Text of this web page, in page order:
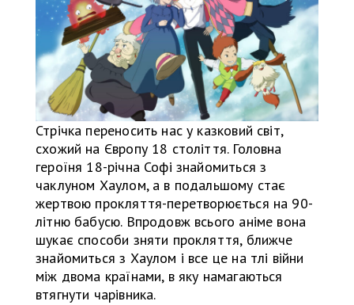
Стрічка переносить нас у казковий світ,
схожий на Європу 18 століття. Головна
героїня 18-річна Софі знайомиться з
чаклуном Хаулом, а в подальшому стає
жертвою прокляття-перетворюється на 90-
літню бабусю. Впродовж всього аніме вона
шукає способи зняти прокляття, ближче
знайомиться з Хаулом і все це на тлі війни
між двома країнами, в яку намагаються
втягнути чарівника.